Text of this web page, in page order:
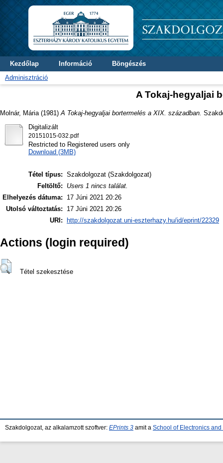
Kezdőlap Információ
Böngészés
Adminisztráció
A Tokaj-hegyaljai
Molnár, Mária (1981) A Tokaj-hegyaljai bortermelés a XIX. században.
Digitalizált
20151015-032.pdf
Restricted to Registered users only
Download (3MB)
Tétel típus: Szakdolgozat (Szakdolgozat)
Feltöltő:
Users 1 nincs találat.
Elhelyezés dátuma:
17 Júni 2021 20:26
Utolsó változtatás:
17 Júni 2021 20:26
URI:
http://szakdolgozat.uni-eszterhazy.hu/id/eprint/22329
Actions (login required)
Tétel szekesztése
Szakdolgozat, az alkalamzott szoftver: EPrints 3 amit a School of Electronics